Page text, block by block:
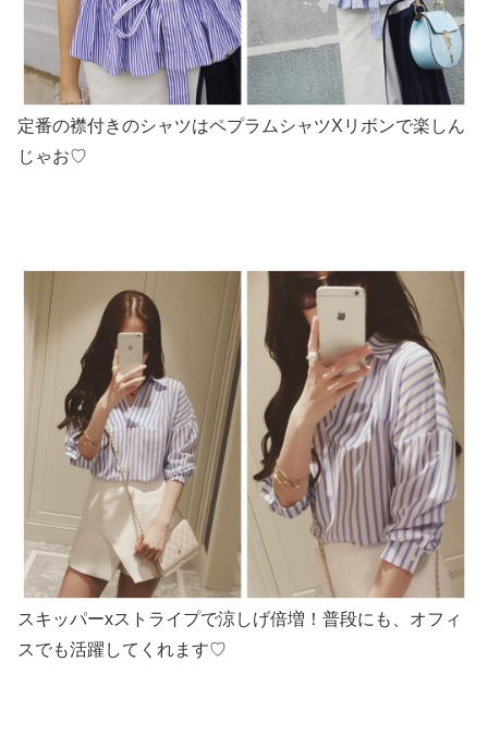
定番の襟付きのシャツはペプラムシャツXリボンで楽しん
じゃお♡
スキッパーxストライプで涼しげ倍増！普段にも、オフィ
スでも活躍してくれます♡